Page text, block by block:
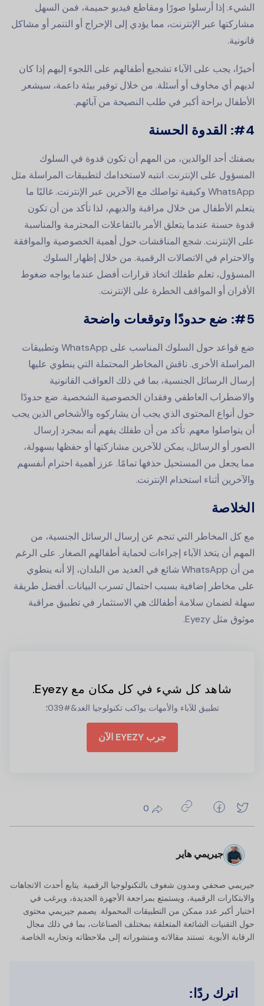
الشيء. إذا أرسلوا صورًا ومقاطع فيديو حميمة، فمن السهل
مشاركتها عبر الإنترنت، مما يؤدي إلى الإحراج أو التنمر أو مشاكل
قانونية.
أخيرًا، يجب على الآباء تشجيع أطفالهم على اللجوء إليهم إذا كان
لديهم أي مخاوف أو أسئلة. من خلال توفير بيئة داعمة، سيشعر
الأطفال براحة أكبر في طلب النصيحة من آبائهم.
#4: القدوة الحسنة
بصفتك أحد الوالدين، من المهم أن تكون قدوة في السلوك
المسؤول على الإنترنت. انتبه لاستخدامك لتطبيقات المراسلة مثل
WhatsApp وكيفية تواصلك مع الآخرين عبر الإنترنت. غالبًا ما
يتعلم الأطفال من خلال مراقبة والديهم، لذا تأكد من أن تكون
قدوة حسنة عندما يتعلق الأمر بالتفاعلات المحترمة والمناسبة
على الإنترنت. شجع المناقشات حول أهمية الخصوصية والموافقة
والاحترام في الاتصالات الرقمية. من خلال إظهار السلوك
المسؤول، تعلم طفلك اتخاذ قرارات أفضل عندما يواجه ضغوط
الأقران أو المواقف الخطرة على الإنترنت.
#5: ضع حدودًا وتوقعات واضحة
ضع قواعد حول السلوك المناسب على WhatsApp وتطبيقات
المراسلة الأخرى. ناقش المخاطر المحتملة التي ينطوي عليها
إرسال الرسائل الجنسية، بما في ذلك العواقب القانونية
والاضطراب العاطفي وفقدان الخصوصية الشخصية. ضع حدودًا
حول أنواع المحتوى الذي يجب أن يشاركوه والأشخاص الذين يجب
أن يتواصلوا معهم. تأكد من أن طفلك يفهم أنه بمجرد إرسال
الصور أو الرسائل، يمكن للآخرين مشاركتها أو حفظها بسهولة،
مما يجعل من المستحيل حذفها تمامًا. عزز أهمية احترام أنفسهم
والآخرين أثناء استخدام الإنترنت.
الخلاصة
مع كل المخاطر التي تنجم عن إرسال الرسائل الجنسية، من
المهم أن يتخذ الآباء إجراءات لحماية أطفالهم الصغار. على الرغم
من أن WhatsApp شائع في العديد من البلدان، إلا أنه ينطوي
على مخاطر إضافية بسبب احتمال تسرب البيانات. أفضل طريقة
سهلة لضمان سلامة أطفالك هي الاستثمار في تطبيق مراقبة
موثوق مثل Eyezy.
شاهد كل شيء في كل مكان مع Eyezy.
تطبيق للآباء والأمهات يواكب تكنولوجيا الغد&#039؛
جرب EYEZY الآن
جيريمي هاير
جيريمي صحفي ومدون شغوف بالتكنولوجيا الرقمية. يتابع أحدث الاتجاهات
والابتكارات الرقمية، ويستمتع بمراجعة الأجهزة الجديدة، ويرغب في
اختبار أكبر عدد ممكن من التطبيقات المحمولة. يصمم جيريمي محتوى
حول التقنيات الشائعة المتعلقة بمختلف الصناعات، بما في ذلك مجال
الرقابة الأبوية. تستند مقالاته ومنشوراته إلى ملاحظاته وتجاربه الخاصة.
اترك ردًا: